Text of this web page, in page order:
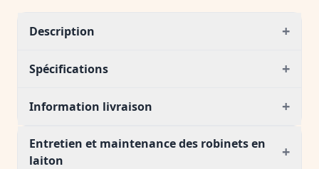
Description +
Spécifications +
Information livraison +
Entretien et maintenance des robinets en
laiton
+